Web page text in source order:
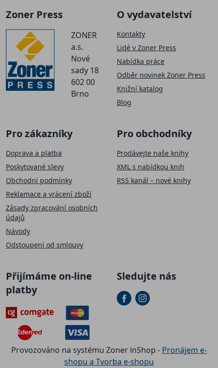
Zoner Press
ZONER
a.s.
Nové
sady 18
602 00
Brno
O vydavatelství
Kontakty
Lidé v Zoner Press
Nabídka práce
Odběr novinek Zoner Press
Knižní katalog
Blog
Pro zákazníky
Doprava a platba
Poskytované slevy
Obchodní podmínky
Reklamace a vrácení zboží
Zásady zpracování osobních
údajů
Návody
Odstoupení od smlouvy
Pro obchodníky
Prodávejte naše knihy
XML s nabídkou knih
RSS kanál – nové knihy
Přijímáme on-line
platby
Sledujte nás
Provozováno na systému Zoner inShop - Pronájem e-
shopu a Tvorba e-shopu